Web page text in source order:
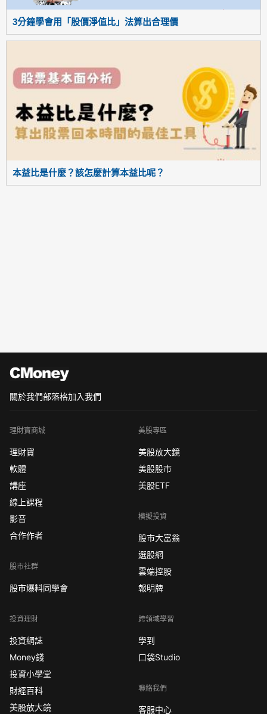
3分鐘學會用「股價淨值比」法算出合理價
本益比是什麼？該怎麼計算本益比呢？
關於我們部落格加入我們
理財寶商城
理財寶
軟體
講座
線上課程
影音
合作作者
股市社群
股市爆料同學會
投資理財
投資網誌
Money錢
投資小學堂
財經百科
美股放大鏡
美股專區
美股放大鏡
美股股市
美股ETF
模擬投資
股市大富翁
選股網
雲端控股
報明牌
跨領域學習
學到
口袋Studio
聯絡我們
客服中心